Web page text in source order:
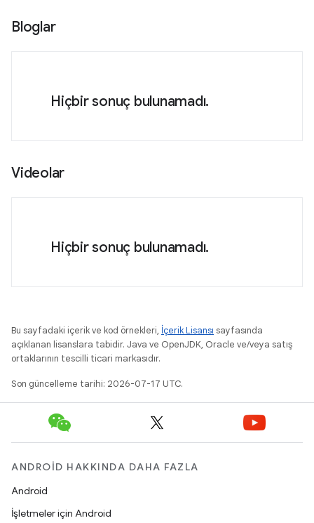
Bloglar
Hiçbir sonuç bulunamadı.
Videolar
Hiçbir sonuç bulunamadı.
Bu sayfadaki içerik ve kod örnekleri, İçerik Lisansı sayfasında
açıklanan lisanslara tabidir. Java ve OpenJDK, Oracle ve/veya satış
ortaklarının tescilli ticari markasıdır.
Son güncelleme tarihi: 2026-07-17 UTC.
ANDROID HAKKINDA DAHA FAZLA
Android
İşletmeler için Android